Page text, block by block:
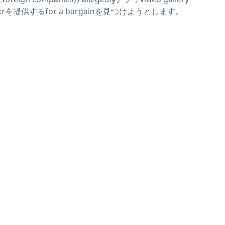
を提供するfor a bargainを見つけようとします。